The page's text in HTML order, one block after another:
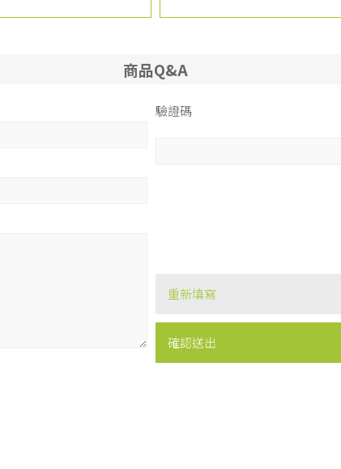
商品Q&A
驗證碼